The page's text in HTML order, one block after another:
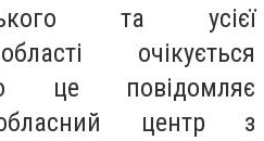
та усієї
очікується
це повідомляє
центр з